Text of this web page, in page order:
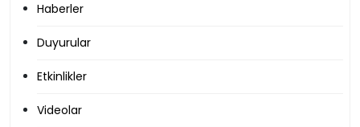
Haberler
Duyurular
Etkinlikler
Videolar